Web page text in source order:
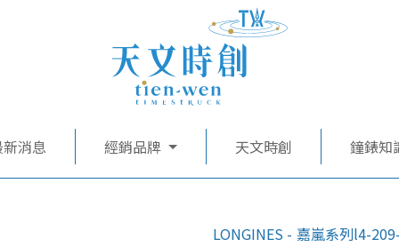
消息 經銷品牌 天文時創 鐘錶知
LONGINES
嘉嵐系列l4-